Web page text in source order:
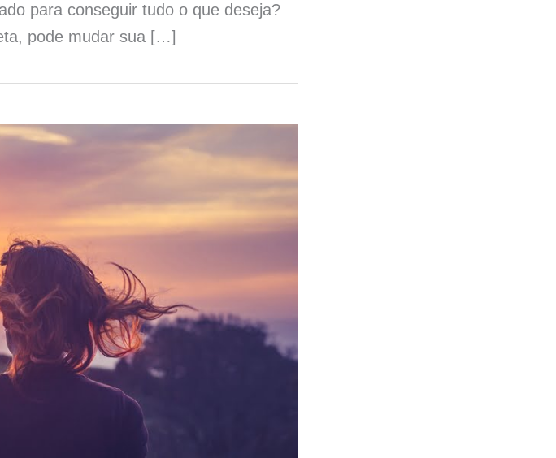
para conseguir tudo o que deseja?
pode mudar sua […]